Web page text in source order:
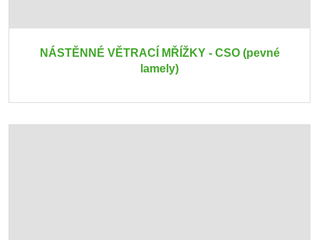
NÁSTĚNNÉ VĚTRACÍ MŘÍŽKY - CSO (pevné
lamely)